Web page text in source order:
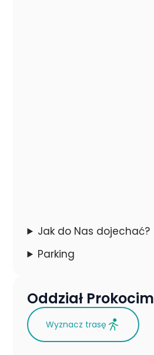
Jak do Nas dojechać?
Parking
Oddział Prokocim
Wyznacz trasę